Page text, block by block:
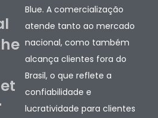
Blue. A comercialização
atende tanto ao mercado
nacional, como também
alcança clientes fora do
Brasil, o que reflete a
confiabilidade e
lucratividade para clientes